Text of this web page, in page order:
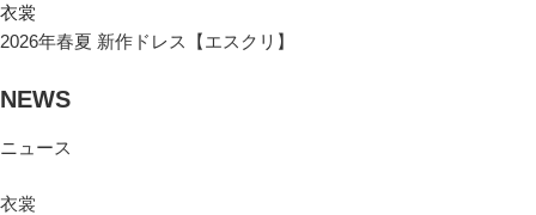
衣裳
2026年春夏 新作ドレス【エスクリ】
NEWS
ニュース
衣裳